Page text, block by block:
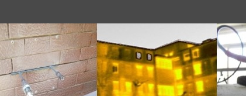
Indagini non distruttive
Indagini Ingegneria e Sicurezza